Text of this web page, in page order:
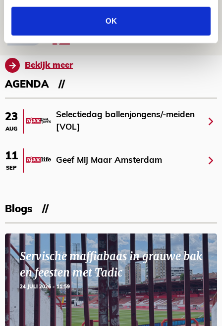
OK
Bekijk meer
AGENDA
23
AUG
Selectiedag ballenjongens/-meiden
[VOL]
11
SEP
Geef Mij Maar Amsterdam
Blogs
Servische maffiabaas in grauwe bak
en feesten met Tadic
24 JULI 2026 - 11:59